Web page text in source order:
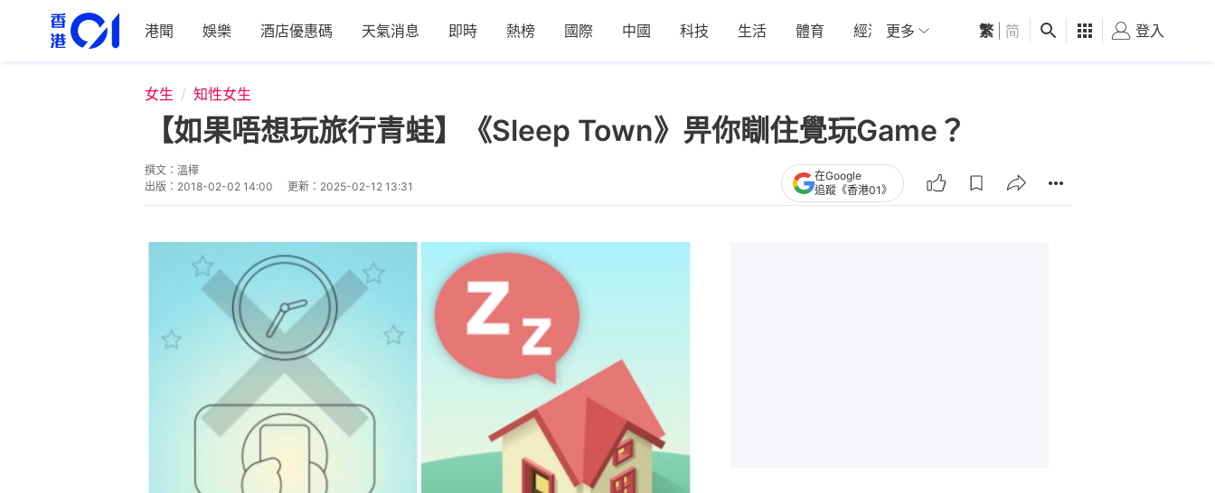
港聞 娛樂 酒店優惠碼 天氣消息 即時 熱榜 國際 中國 科技 生活 體育 經濟 01深圳 觀點 健康 好食玩飛
更多 繁 简 登入
女生 知性女生
【如果唔想玩旅行青蛙】《Sleep Town》畀你瞓住覺玩Game？
撰文： 溫樺
出版： 2018-02-02 14:00 更新： 2025-02-12 13:31
在Google
追蹤《香港01》